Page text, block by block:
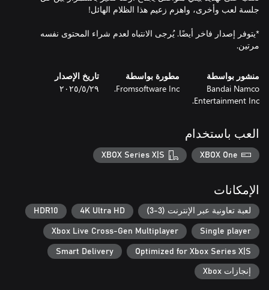
*يتوفر إصدار فاخر أيضًا. يُرجى الانتباه لعدم شراء المحتوى نفسه
مرتين.
منشور بواسطة
Bandai Namco
Entertainment Inc.
مطورة بواسطة
Fromsoftware Inc.
تاريخ الإصدار
٢٩‏/٥‏/٢٠٢٥
العب باستخدام
XBOX One
XBOX Series X|S
الإمكانات
لعبة تعاونية عبر الإنترنت (3-3) 4K Ultra HD
HDR10
Single player
Xbox Live Cross-Gen Multiplayer
Optimized for Xbox Series X|S
Smart Delivery
إنجازات Xbox